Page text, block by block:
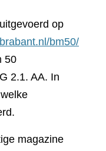
op
bm50/
50
2.1. AA. In
magazine